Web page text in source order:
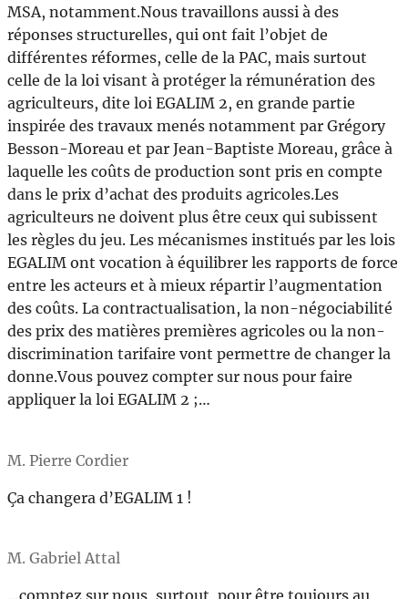
MSA, notamment.Nous travaillons aussi à des
réponses structurelles, qui ont fait l’objet de
différentes réformes, celle de la PAC, mais surtout
celle de la loi visant à protéger la rémunération des
agriculteurs, dite loi EGALIM 2, en grande partie
inspirée des travaux menés notamment par Grégory
Besson-Moreau et par Jean-Baptiste Moreau, grâce à
laquelle les coûts de production sont pris en compte
dans le prix d’achat des produits agricoles.Les
agriculteurs ne doivent plus être ceux qui subissent
les règles du jeu. Les mécanismes institués par les lois
EGALIM ont vocation à équilibrer les rapports de force
entre les acteurs et à mieux répartir l’augmentation
des coûts. La contractualisation, la non-négociabilité
des prix des matières premières agricoles ou la non-
discrimination tarifaire vont permettre de changer la
donne.Vous pouvez compter sur nous pour faire
appliquer la loi EGALIM 2 ;…
M. Pierre Cordier
Ça changera d’EGALIM 1 !
M. Gabriel Attal